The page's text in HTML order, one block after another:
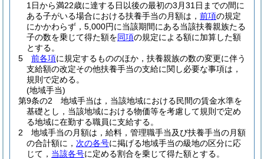
1日から満22歳に達する日以後の最初の3月31日までの間に
ある子がいる場合における扶養手当の月額は， 前項の規定
にかかわらず，5,000円に当該期間にある当該扶養親族たる
子の数を乗じて得た額を同項の規定による額に加算した額
とする。
5
前各項に規定するもののほか，扶養親族の数の変更に伴う
支給額の改定その他扶養手当の支給に関し必要な事項は，
規則で定める。
(地域手当)
第9条の2
地域手当は，当該地域における民間の賃金水準を
基礎とし，当該地域における物価等を考慮して規則で定め
る地域に在勤する職員に支給する。
2
地域手当の月額は，給料，管理職手当及び扶養手当の月額
の合計額に， 次の各号に掲げる地域手当の級地の区分に応
じて， 当該各号に定める割合を乗じて得た額とする。